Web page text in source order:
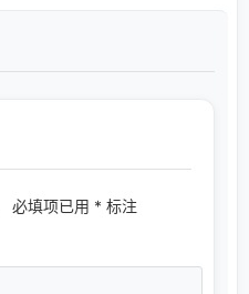
必填项已用 * 标注